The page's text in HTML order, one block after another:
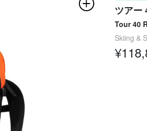
ツアー
Tour 40
Skiing &